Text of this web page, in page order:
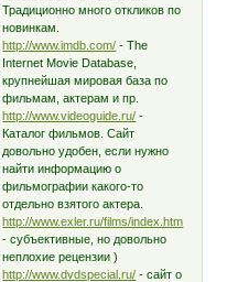
Традиционно много откликов по
новинкам.
http://www.imdb.com/ - The
Internet Movie Database,
крупнейшая мировая база по
фильмам, актерам и пр.
http://www.videoguide.ru/ -
Каталог фильмов. Сайт
довольно удобен, если нужно
найти информацию о
фильмографии какого-то
отдельно взятого актера.
http://www.exler.ru/films/index.htm
- субъективные, но довольно
неплохие рецензии )
http://www.dvdspecial.ru/ - сайт о